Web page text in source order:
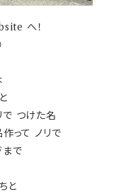
へ！
つけた名
って ノリで
まで
と